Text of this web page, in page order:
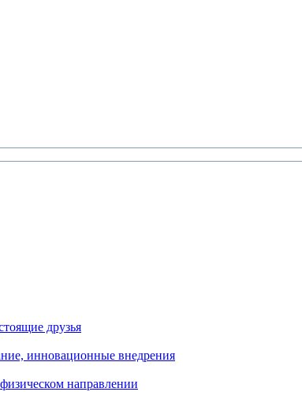
друзья
инновационные внедрения
направлении